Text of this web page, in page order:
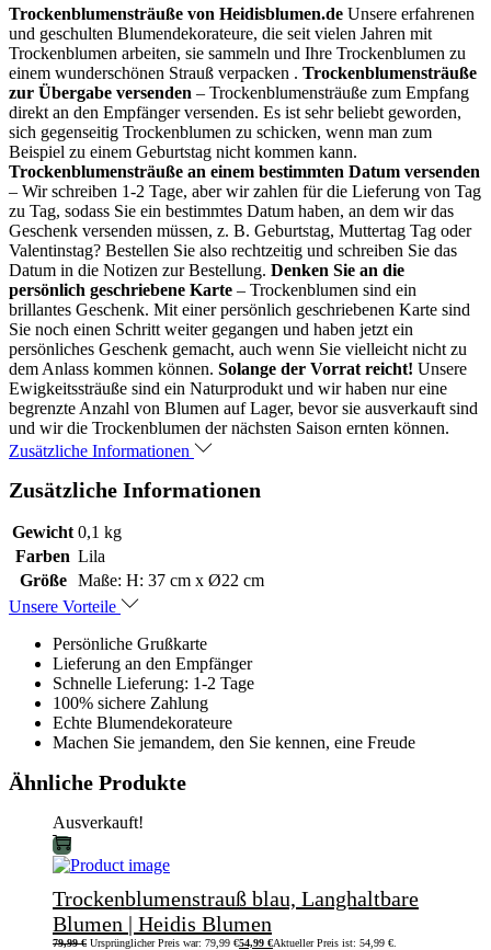
Trockenblumensträuße von Heidisblumen.de Unsere erfahrenen
und geschulten Blumendekorateure, die seit vielen Jahren mit
Trockenblumen arbeiten, sie sammeln und Ihre Trockenblumen zu
einem wunderschönen Strauß verpacken . Trockenblumensträuße
zur Übergabe versenden – Trockenblumensträuße zum Empfang
direkt an den Empfänger versenden. Es ist sehr beliebt geworden,
sich gegenseitig Trockenblumen zu schicken, wenn man zum
Beispiel zu einem Geburtstag nicht kommen kann.
Trockenblumensträuße an einem bestimmten Datum versenden
– Wir schreiben 1-2 Tage, aber wir zahlen für die Lieferung von Tag
zu Tag, sodass Sie ein bestimmtes Datum haben, an dem wir das
Geschenk versenden müssen, z. B. Geburtstag, Muttertag Tag oder
Valentinstag? Bestellen Sie also rechtzeitig und schreiben Sie das
Datum in die Notizen zur Bestellung. Denken Sie an die
persönlich geschriebene Karte – Trockenblumen sind ein
brillantes Geschenk. Mit einer persönlich geschriebenen Karte sind
Sie noch einen Schritt weiter gegangen und haben jetzt ein
persönliches Geschenk gemacht, auch wenn Sie vielleicht nicht zu
dem Anlass kommen können. Solange der Vorrat reicht! Unsere
Ewigkeitssträuße sind ein Naturprodukt und wir haben nur eine
begrenzte Anzahl von Blumen auf Lager, bevor sie ausverkauft sind
und wir die Trockenblumen der nächsten Saison ernten können.
Zusätzliche Informationen
Zusätzliche Informationen
Gewicht 0,1 kg
Farben Lila
Größe
Maße: H: 37 cm x Ø22 cm
Unsere Vorteile
Persönliche Grußkarte
Lieferung an den Empfänger
Schnelle Lieferung: 1-2 Tage
100% sichere Zahlung
Echte Blumendekorateure
Machen Sie jemandem, den Sie kennen, eine Freude
Ähnliche Produkte
Ausverkauft!
Trockenblumenstrauß blau, Langhaltbare
Blumen | Heidis Blumen
79,99€ Ursprünglicher Preis war: 79,99 €54,99 €Aktueller Preis ist: 54,99 €.